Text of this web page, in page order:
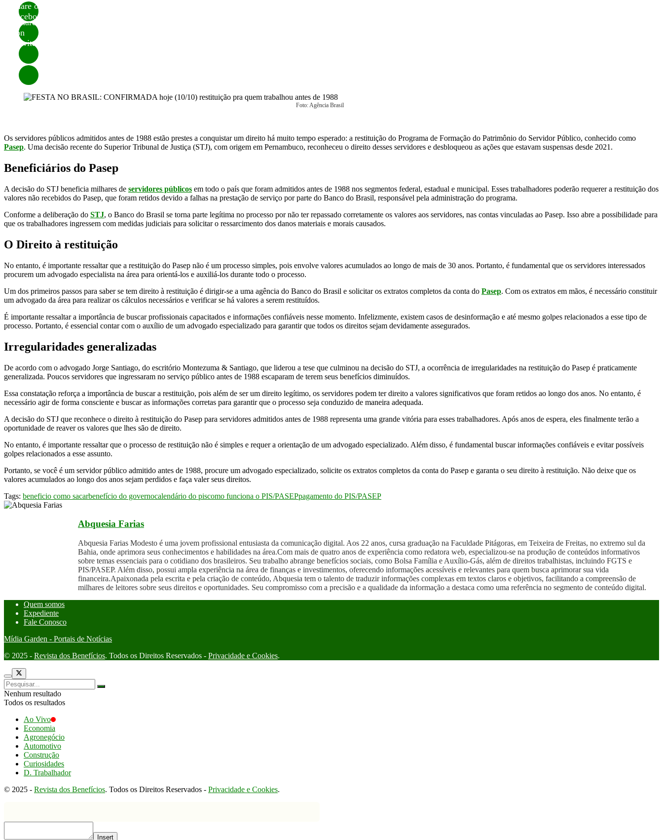
Share on
Facebook
Share
on
Twitter
Foto: Agência Brasil
Os servidores públicos admitidos antes de 1988 estão prestes a conquistar um direito há muito tempo esperado: a restituição do Programa de Formação do Patrimônio do Servidor Público, conhecido como
Pasep. Uma decisão recente do Superior Tribunal de Justiça (STJ), com origem em Pernambuco, reconheceu o direito desses servidores e desbloqueou as ações que estavam suspensas desde 2021.
Beneficiários do Pasep
A decisão do STJ beneficia milhares de servidores públicos em todo o país que foram admitidos antes de 1988 nos segmentos federal, estadual e municipal. Esses trabalhadores poderão requerer a restituição dos
valores não recebidos do Pasep, que foram retidos devido a falhas na prestação de serviço por parte do Banco do Brasil, responsável pela administração do programa.
Conforme a deliberação do STJ, o Banco do Brasil se torna parte legítima no processo por não ter repassado corretamente os valores aos servidores, nas contas vinculadas ao Pasep. Isso abre a possibilidade para
que os trabalhadores ingressem com medidas judiciais para solicitar o ressarcimento dos danos materiais e morais causados.
O Direito à restituição
No entanto, é importante ressaltar que a restituição do Pasep não é um processo simples, pois envolve valores acumulados ao longo de mais de 30 anos. Portanto, é fundamental que os servidores interessados
procurem um advogado especialista na área para orientá-los e auxiliá-los durante todo o processo.
Um dos primeiros passos para saber se tem direito à restituição é dirigir-se a uma agência do Banco do Brasil e solicitar os extratos completos da conta do Pasep. Com os extratos em mãos, é necessário constituir
um advogado da área para realizar os cálculos necessários e verificar se há valores a serem restituídos.
É importante ressaltar a importância de buscar profissionais capacitados e informações confiáveis nesse momento. Infelizmente, existem casos de desinformação e até mesmo golpes relacionados a esse tipo de
processo. Portanto, é essencial contar com o auxílio de um advogado especializado para garantir que todos os direitos sejam devidamente assegurados.
Irregularidades generalizadas
De acordo com o advogado Jorge Santiago, do escritório Montezuma & Santiago, que liderou a tese que culminou na decisão do STJ, a ocorrência de irregularidades na restituição do Pasep é praticamente
generalizada. Poucos servidores que ingressaram no serviço público antes de 1988 escaparam de terem seus benefícios diminuídos.
Essa constatação reforça a importância de buscar a restituição, pois além de ser um direito legítimo, os servidores podem ter direito a valores significativos que foram retidos ao longo dos anos. No entanto, é
necessário agir de forma consciente e buscar as informações corretas para garantir que o processo seja conduzido de maneira adequada.
A decisão do STJ que reconhece o direito à restituição do Pasep para servidores admitidos antes de 1988 representa uma grande vitória para esses trabalhadores. Após anos de espera, eles finalmente terão a
oportunidade de reaver os valores que lhes são de direito.
No entanto, é importante ressaltar que o processo de restituição não é simples e requer a orientação de um advogado especializado. Além disso, é fundamental buscar informações confiáveis e evitar possíveis
golpes relacionados a esse assunto.
Portanto, se você é um servidor público admitido antes de 1988, procure um advogado especializado, solicite os extratos completos da conta do Pasep e garanta o seu direito à restituição. Não deixe que os
valores acumulados ao longo dos anos sejam perdidos e faça valer seus direitos.
Tags: beneficio como sacarbenefício do governocalendário do piscomo funciona o PIS/PASEPpagamento do PIS/PASEP
Abquesia Farias
Abquesia Farias Modesto é uma jovem profissional entusiasta da comunicação digital. Aos 22 anos, cursa graduação na Faculdade Pitágoras, em Teixeira de Freitas, no extremo sul da
Bahia, onde aprimora seus conhecimentos e habilidades na área.Com mais de quatro anos de experiência como redatora web, especializou-se na produção de conteúdos informativos
sobre temas essenciais para o cotidiano dos brasileiros. Seu trabalho abrange benefícios sociais, como Bolsa Família e Auxílio-Gás, além de direitos trabalhistas, incluindo FGTS e
PIS/PASEP. Além disso, possui ampla experiência na área de finanças e investimentos, oferecendo informações acessíveis e relevantes para quem busca aprimorar sua vida
financeira.Apaixonada pela escrita e pela criação de conteúdo, Abquesia tem o talento de traduzir informações complexas em textos claros e objetivos, facilitando a compreensão de
milhares de leitores sobre seus direitos e oportunidades. Seu compromisso com a precisão e a qualidade da informação a destaca como uma referência no segmento de conteúdo digital.
Quem somos
Expediente
Fale Conosco
Mídia Garden - Portais de Notícias
© 2025 - Revista dos Benefícios. Todos os Direitos Reservados - Privacidade e Cookies.
Nenhum resultado
Todos os resultados
Ao Vivo
Economia
Agronegócio
Automotivo
Construção
Curiosidades
D. Trabalhador
© 2025 - Revista dos Benefícios. Todos os Direitos Reservados - Privacidade e Cookies.
Insert